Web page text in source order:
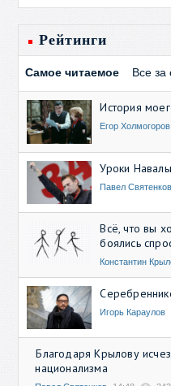
Рейтинги
Самое читаемое Все за
История
Егор Холмогоров
Уроки
Павел Святенков
Всё, что вы
боялись
Константин
Игорь Караулов
Благодаря Крылову
национализма